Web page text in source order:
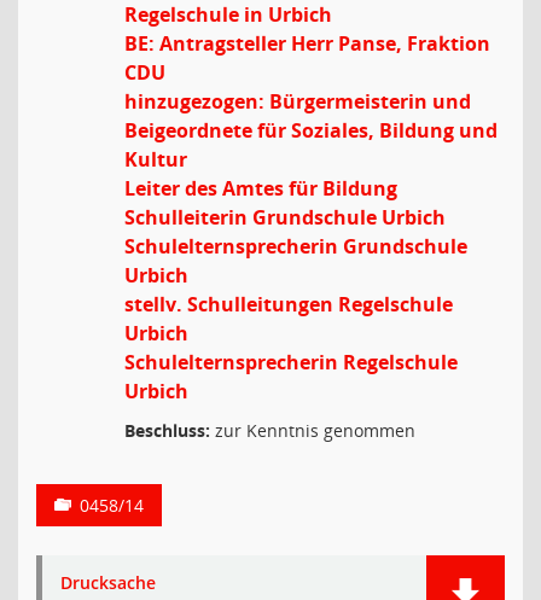
Regelschule in Urbich
BE: Antragsteller Herr Panse, Fraktion
CDU
hinzugezogen: Bürgermeisterin und
Beigeordnete für Soziales, Bildung und
Kultur
Leiter des Amtes für Bildung
Schulleiterin Grundschule Urbich
Schulelternsprecherin Grundschule
Urbich
stellv. Schulleitungen Regelschule
Urbich
Schulelternsprecherin Regelschule
Urbich
Beschluss: zur Kenntnis genommen
0458/14
Drucksache